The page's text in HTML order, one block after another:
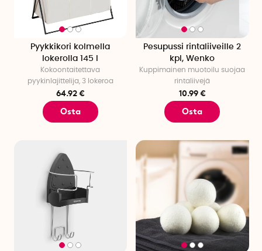
Pyykkikori kolmella
lokerolla 145 l
Kokoontaitettava
pyykinlajittelija, 3 lokeroa
64.92 €
Osta
Pesupussi rintaliiveille 2
kpl, Wenko
Kuppimainen muotoilu suojaa
rintaliivejä
10.99 €
Osta